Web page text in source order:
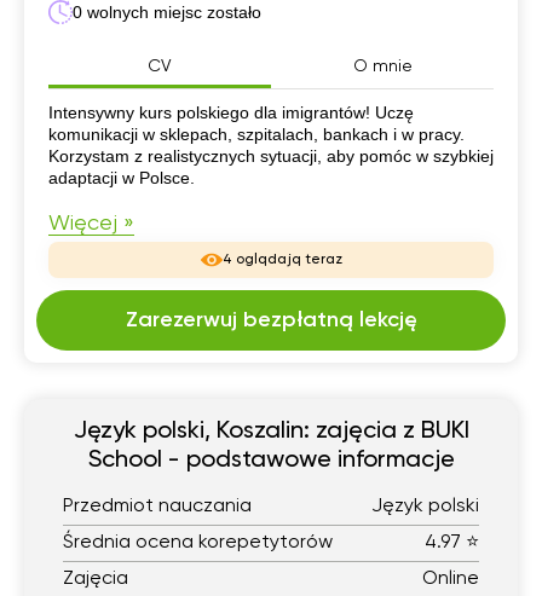
0 wolnych miejsc zostało
CV O mnie
CV
Intensywny kurs polskiego dla imigrantów! Uczę
komunikacji w sklepach, szpitalach, bankach i w pracy.
Korzystam z realistycznych sytuacji, aby pomóc w szybkiej
adaptacji w Polsce.
Więcej »
4 oglądają teraz
Zarezerwuj bezpłatną lekcję
Język polski, Koszalin: zajęcia z BUKI
School - podstawowe informacje
Przedmiot nauczania
Język polski
Średnia ocena korepetytorów
4.97 ⭐
Zajęcia
Online